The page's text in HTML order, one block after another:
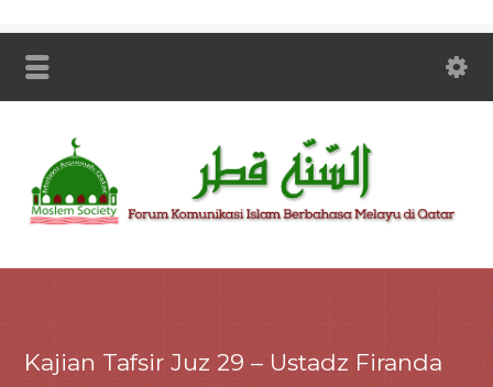
Kajian Tafsir Juz 29 – Ustadz Firanda